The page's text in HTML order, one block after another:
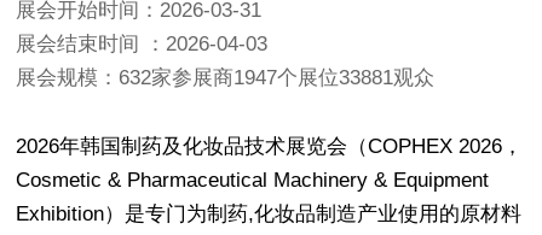
展会开始时间：2026-03-31
展会结束时间 ：2026-04-03
展会规模：632家参展商1947个展位33881观众
2026年韩国制药及化妆品技术展览会（COPHEX 2026，
Cosmetic & Pharmaceutical Machinery & Equipment
Exhibition）是专门为制药,化妆品制造产业使用的原材料